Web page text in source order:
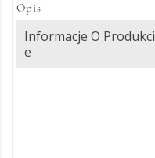
Opis
Informacje O Produkci
E